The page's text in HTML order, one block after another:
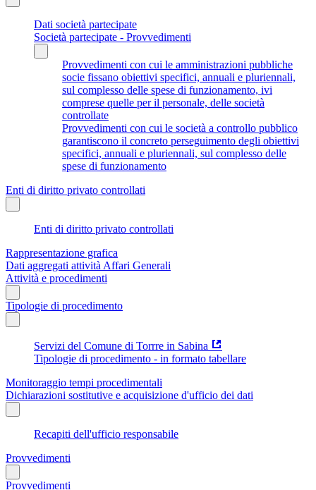
Dati società partecipate
Società partecipate - Provvedimenti
Provvedimenti con cui le amministrazioni pubbliche
socie fissano obiettivi specifici, annuali e pluriennali,
sul complesso delle spese di funzionamento, ivi
comprese quelle per il personale, delle società
controllate
Provvedimenti con cui le società a controllo pubblico
garantiscono il concreto perseguimento degli obiettivi
specifici, annuali e pluriennali, sul complesso delle
spese di funzionamento
Enti di diritto privato controllati
Enti di diritto privato controllati
Rappresentazione grafica
Dati aggregati attività Affari Generali
Attività e procedimenti
Tipologie di procedimento
Servizi del Comune di Torrre in Sabina
Tipologie di procedimento - in formato tabellare
Monitoraggio tempi procedimentali
Dichiarazioni sostitutive e acquisizione d'ufficio dei dati
Recapiti dell'ufficio responsabile
Provvedimenti
Provvedimenti